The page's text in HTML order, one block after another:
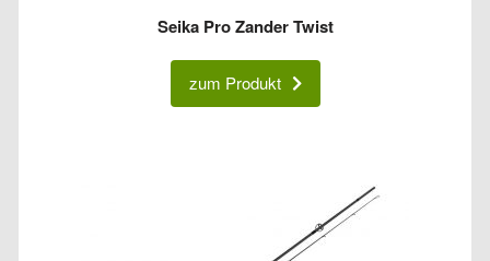
Seika Pro Zander Twist
zum Produkt